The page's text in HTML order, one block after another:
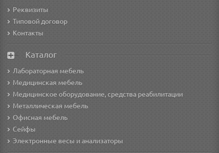
Реквизиты
Типовой договор
Контакты
Каталог
Лабораторная мебель
Медицинская мебель
Медицинское оборудование, средства реабилитации
Металлическая мебель
Офисная мебель
Сейфы
Электронные весы и анализаторы